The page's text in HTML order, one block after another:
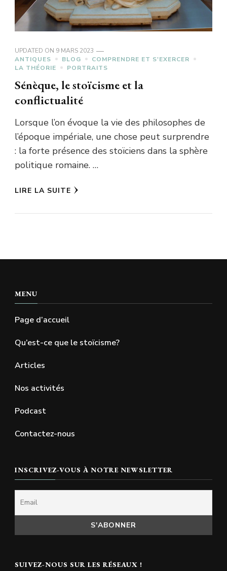
UPDATED ON 9 MARS 2023
ANTIQUES
BLOG
COMPRENDRE ET S'EXERCER
LA THÉORIE
PORTRAITS
Sénèque, le stoïcisme et la
conflictualité
Lorsque l’on évoque la vie des philosophes de
l’époque impériale, une chose peut surprendre
: la forte présence des stoïciens dans la sphère
politique romaine. …
LIRE LA SUITE
MENU
Page d’accueil
Qu’est-ce que le stoïcisme?
Articles
Nos activités
Podcast
Contactez-nous
INSCRIVEZ-VOUS À NOTRE NEWSLETTER
SUIVEZ-NOUS SUR LES RÉSEAUX !